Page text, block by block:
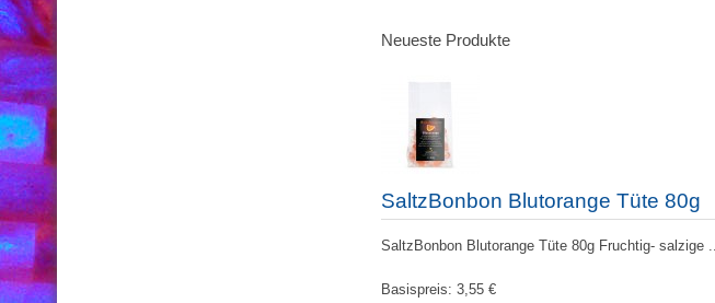
Neueste Produkte
SaltzBonbon Blutorange Tüte 80g
SaltzBonbon Blutorange Tüte 80g Fruchtig- salzige ...
Basispreis: 3,55 €